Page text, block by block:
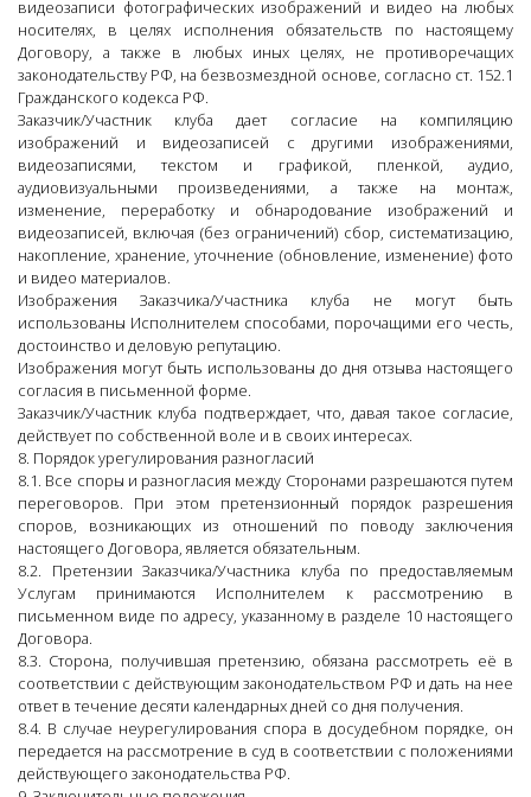
видеозаписи фотографических изображений и видео на любых
носителях, в целях исполнения обязательств по настоящему
Договору, а также в любых иных целях, не противоречащих
законодательству РФ, на безвозмездной основе, согласно ст. 152.1
Гражданского кодекса РФ.
Заказчик/Участник клуба дает согласие на компиляцию
изображений и видеозаписей с другими изображениями,
видеозаписями, текстом и графикой, пленкой, аудио,
аудиовизуальными произведениями, а также на монтаж,
изменение, переработку и обнародование изображений и
видеозаписей, включая (без ограничений) сбор, систематизацию,
накопление, хранение, уточнение (обновление, изменение) фото
и видео материалов.
Изображения Заказчика/Участника клуба не могут быть
использованы Исполнителем способами, порочащими его честь,
достоинство и деловую репутацию.
Изображения могут быть использованы до дня отзыва настоящего
согласия в письменной форме.
Заказчик/Участник клуба подтверждает, что, давая такое согласие,
действует по собственной воле и в своих интересах.
8. Порядок урегулирования разногласий
8.1. Все споры и разногласия между Сторонами разрешаются путем
переговоров. При этом претензионный порядок разрешения
споров, возникающих из отношений по поводу заключения
настоящего Договора, является обязательным.
8.2. Претензии Заказчика/Участника клуба по предоставляемым
Услугам принимаются Исполнителем к рассмотрению в
письменном виде по адресу, указанному в разделе 10 настоящего
Договора.
8.3. Сторона, получившая претензию, обязана рассмотреть её в
соответствии с действующим законодательством РФ и дать на нее
ответ в течение десяти календарных дней со дня получения.
8.4. В случае неурегулирования спора в досудебном порядке, он
передается на рассмотрение в суд в соответствии с положениями
действующего законодательства РФ.